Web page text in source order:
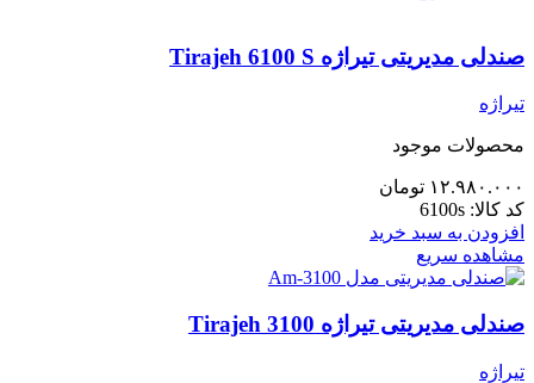
صندلی مدیریتی تیراژه Tirajeh 6100 S
تیراژه
محصولات موجود
۱۲.۹۸۰.۰۰۰ تومان
کد کالا: 6100s
افزودن به سبد خرید
مشاهده سریع
صندلی مدیریتی تیراژه Tirajeh 3100
تیراژه